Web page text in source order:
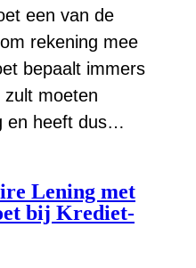
een van de
rekening mee
bepaalt immers
zult moeten
en heeft dus…
Lening met
bij Krediet-